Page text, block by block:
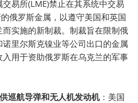
交易所(LME)禁止在其系统中交易
俄罗斯金属，以遵守美国和英国
实施的新制裁。制裁旨在限制俄
里尔斯克镍业等公司出口的金属
用于资助俄罗斯在乌克兰的军事
巡航导弹和无人机发动机：美国